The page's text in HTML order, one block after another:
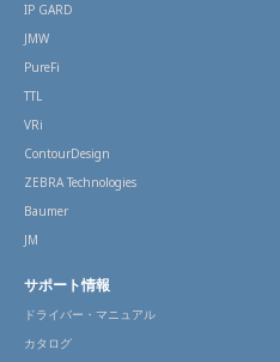
IP GARD
JMW
PureFi
TTL
VRi
ContourDesign
ZEBRA Technologies
Baumer
JM
サポート情報
ドライバー・マニュアル
カタログ